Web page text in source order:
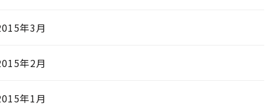
年3月
年2月
年1月